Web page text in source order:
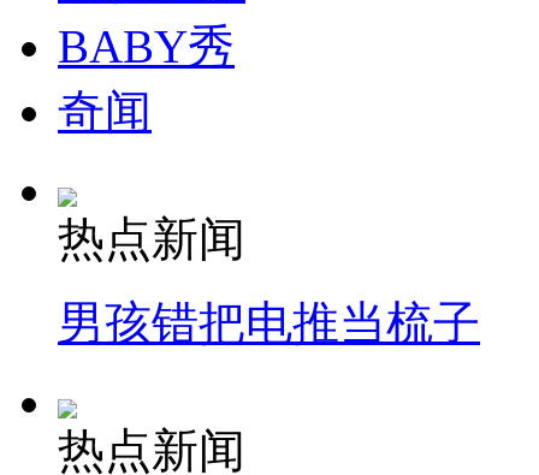
司机酒驾遇交警 急速倒车逃窜
BABY秀
奇闻
热点新闻
男孩错把电推当梳子
热点新闻